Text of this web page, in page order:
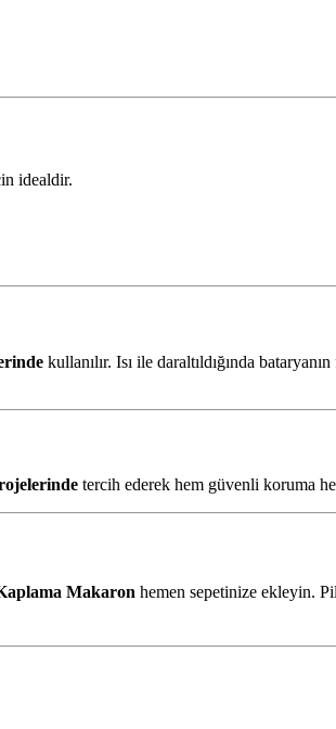
idealdir.
kullanılır. Isı ile daraltıldığında
tercih ederek hem güvenli koruma
Makaron hemen sepetinize ekleyin.